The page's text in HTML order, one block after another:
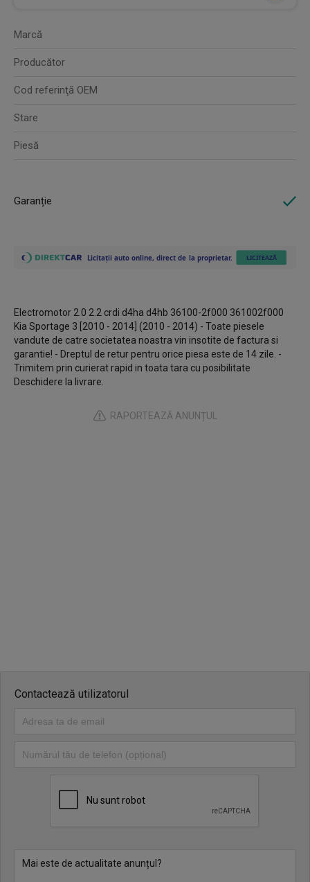
Marcă
Producător
Cod referinţă OEM
Stare
Piesă
Garanție
Electromotor 2.0 2.2 crdi d4ha d4hb 36100-2f000 361002f000
Kia Sportage 3 [2010 - 2014] (2010 - 2014) - Toate piesele
vandute de catre societatea noastra vin insotite de factura si
garantie! - Dreptul de retur pentru orice piesa este de 14 zile. -
Trimitem prin curierat rapid in toata tara cu posibilitate
Deschidere la livrare.
RAPORTEAZĂ ANUNȚUL
Contactează utilizatorul